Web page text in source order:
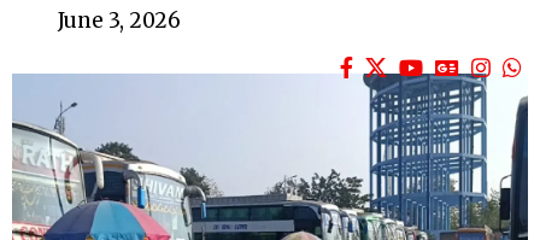
June 3, 2026